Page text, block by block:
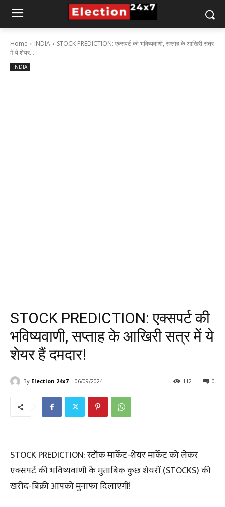
Home INDIA
STOCK PREDICTION: एक्सपर्ट की भविष्यवाणी, सप्ताह के आखिरी सत्र
में ये शेयर...
INDIA
STOCK PREDICTION: एक्सपर्ट की
भविष्यवाणी, सप्ताह के आखिरी सत्र में ये
शेयर हैं दमदार!
By Election 24x7 06/09/2024 0
112
STOCK PREDICTION: स्टॉक मार्केट-शेयर मार्केट को लेकर
एक्सपर्ट की भविष्यवाणी के मुताबिक कुछ शेयरों (STOCKS) की
खरीद-बिक्री आपको मुनाफा दिलाएगी!